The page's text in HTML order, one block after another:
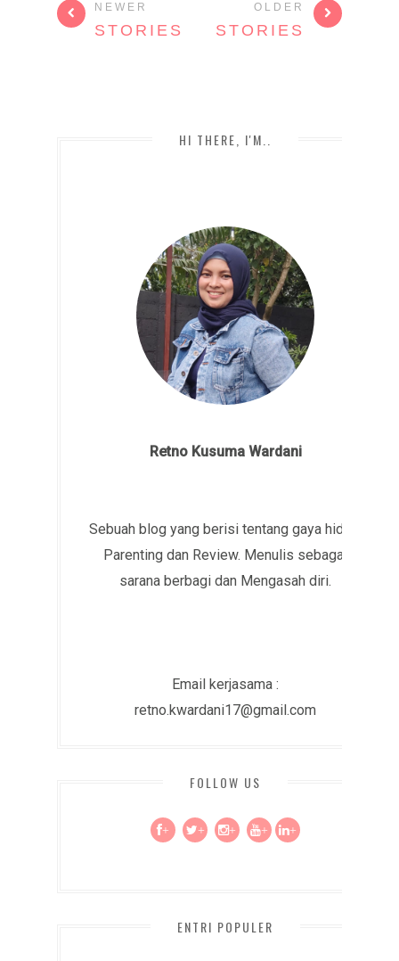
NEWER
STORIES
OLDER
STORIES
HI THERE, I'M..
Retno Kusuma Wardani
Sebuah blog yang berisi tentang gaya hidup,
Parenting dan Review. Menulis sebagai
sarana berbagi dan Mengasah diri.
Email kerjasama :
retno.kwardani17@gmail.com
FOLLOW US
+ + + + +
ENTRI POPULER